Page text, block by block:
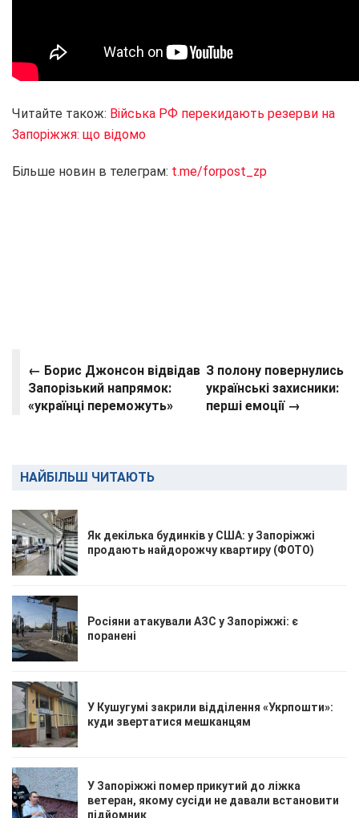
Читайте також: Війська РФ перекидають резерви на
Запоріжжя: що відомо
Більше новин в телеграм: t.me/forpost_zp
← Борис Джонсон відвідав
Запорізький напрямок:
«українці переможуть»
З полону повернулись
українські захисники:
перші емоції →
НАЙБІЛЬШ ЧИТАЮТЬ
Як декілька будинків у США: у Запоріжжі
продають найдорожчу квартиру (ФОТО)
Росіяни атакували АЗС у Запоріжжі: є
поранені
У Кушугумі закрили відділення «Укрпошти»:
куди звертатися мешканцям
У Запоріжжі помер прикутий до ліжка
ветеран, якому сусіди не давали встановити
підйомник